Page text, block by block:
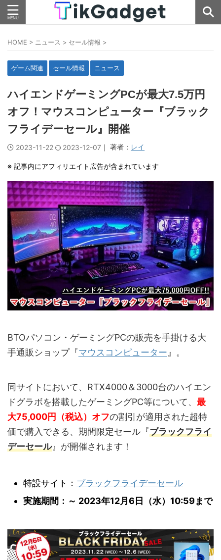
HOME > ニュース > セール情報 >
ゲーム関連 セール情報 ニュース
ハイエンドゲーミングPCが最大7.5万円
オフ！マウスコンピューター『ブラック
フライデーセール』開催
2023-11-22 2023-12-07 ｜ 著者： レイ
※ 記事内にアフィリエイト広告が含まれています
BTOパソコン・ゲーミングPCの販売を手掛ける大
手通販ショップ『マウスコンピューター』。
同サイトにおいて、RTX4000＆3000台のハイエン
ドグラボを搭載したゲーミングPC等について、 最
大75,000円（税込）オフの割引が適用された超特
価で購入できる、期間限定セール『ブラックフライ
デーセール』が開催されます！
特設サイト： ブラックフライデーセール
実施期間：～ 2023年12月6日（水）10:59まで